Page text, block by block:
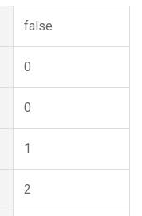
false
0
0
1
2